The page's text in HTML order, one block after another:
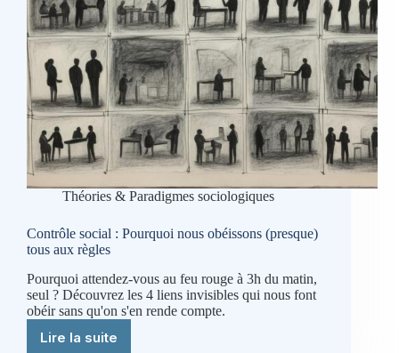
Théories & Paradigmes sociologiques
Contrôle social : Pourquoi nous obéissons (presque)
tous aux règles
Pourquoi attendez-vous au feu rouge à 3h du matin,
seul ? Découvrez les 4 liens invisibles qui nous font
obéir sans qu'on s'en rende compte.
Lire la suite
Contrôle